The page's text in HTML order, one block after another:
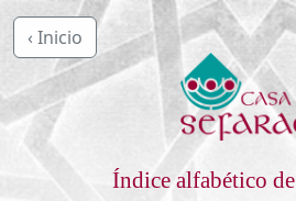
‹ Inicio
Índice alfabético